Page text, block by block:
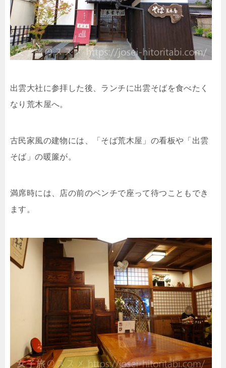
出雲大社に参拝した後、ランチに出雲そばを食べたく
なり荒木屋へ。
古民家風の建物には、「そば荒木屋」の看板や「出雲
そば」の暖簾が。
満席時には、店の前のベンチで座って待つこともでき
ます。